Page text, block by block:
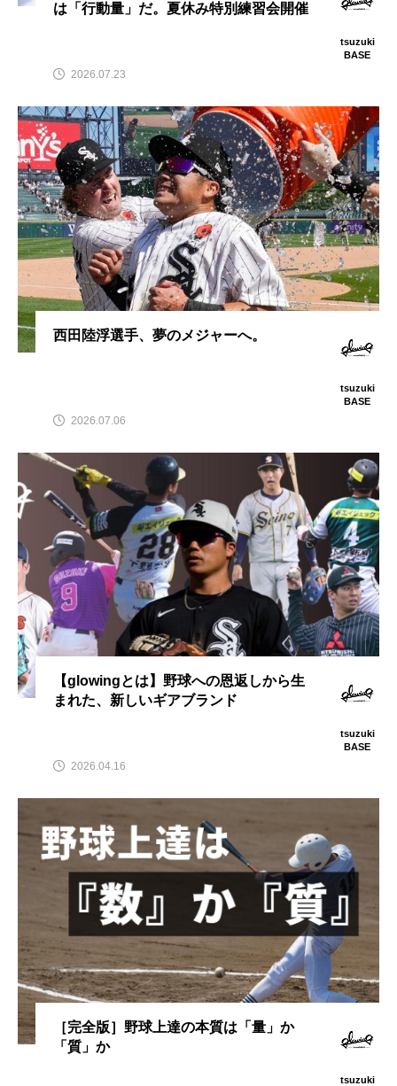
は「行動量」だ。夏休み特別練習会開催
tsuzuki
BASE
2026.07.23
西田陸浮選手、夢のメジャーへ。
tsuzuki
BASE
2026.07.06
【glowingとは】野球への恩返しから生
まれた、新しいギアブランド
tsuzuki
BASE
2026.04.16
［完全版］野球上達の本質は「量」か
「質」か
tsuzuki